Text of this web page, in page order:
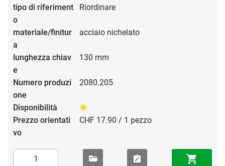
Riordinare
acciaio nichelato
130 mm
2080.205
CHF 17.90 / 1 pezzo